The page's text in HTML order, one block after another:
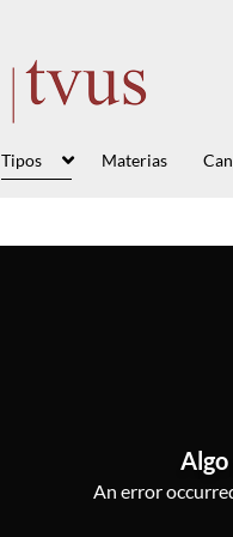
Tipos Materias
Algo
An error